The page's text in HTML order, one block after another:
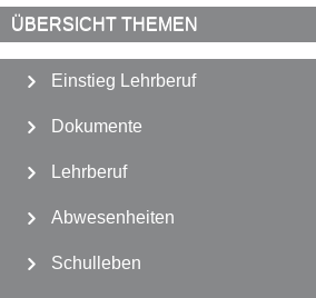
ÜBERSICHT THEMEN
Einstieg Lehrberuf
Dokumente
Lehrberuf
Abwesenheiten
Schulleben